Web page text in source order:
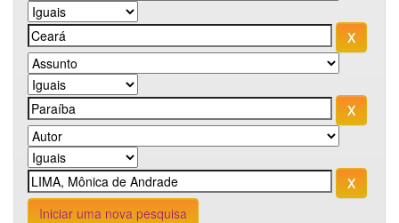
Iniciar uma nova pesquisa